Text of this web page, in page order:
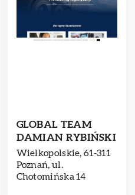
GLOBAL TEAM
DAMIAN RYBIŃSKI
Wielkopolskie, 61-311
Poznań, ul.
Chotomińska 14